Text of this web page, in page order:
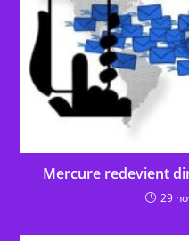
Mercure redevient
29